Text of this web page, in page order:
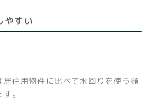
やすい
居住用物件に比べて水回りを使う頻
。